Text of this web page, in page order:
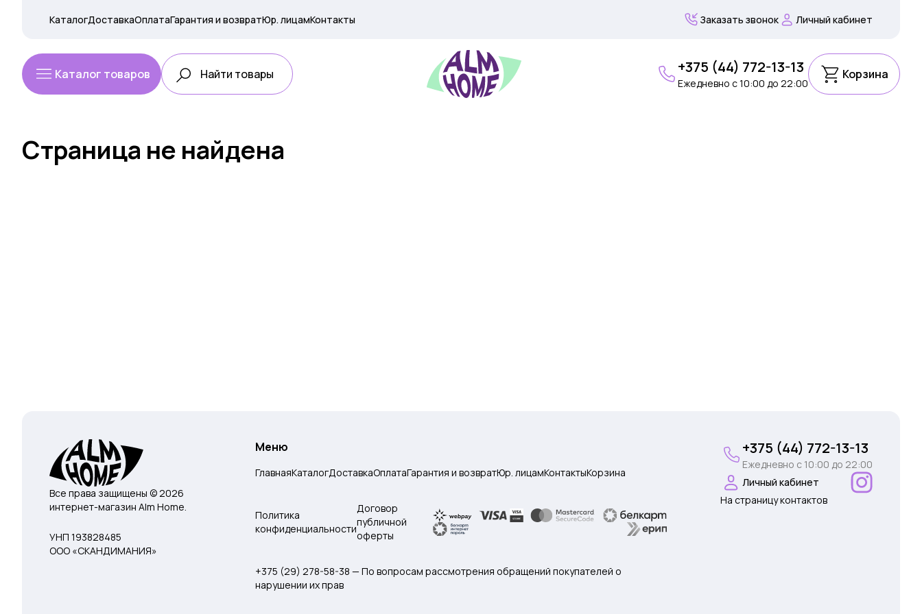
КаталогДоставкаОплатаГарантия и возвратЮр. лицамКонтакты Заказать звонок Личный кабинет
Каталог товаров +375 (44) 772-13-13
Ежедневно c 10:00 до 22:00
Корзина
Страница не найдена
Все права защищены © 2026
интернет-магазин Alm Home.
УНП 193828485
ООО «СКАНДИМАНИЯ»
Меню
ГлавнаяКаталогДоставкаОплатаГарантия и возвратЮр. лицамКонтактыКорзина
Политика
конфиденциальности
Договор
публичной
оферты
+375 (29) 278-58-38 — По вопросам рассмотрения обращений покупателей о
нарушении их прав
+375 (44) 772-13-13
Ежедневно c 10:00 до 22:00
Личный кабинет
На страницу контактов